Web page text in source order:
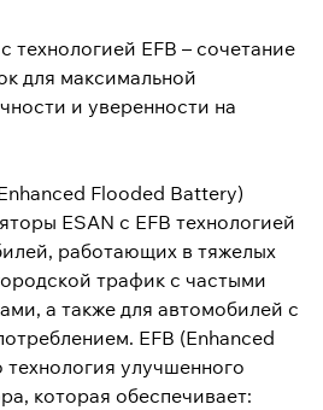
технологией EFB – сочетание
для максимальной
и уверенности на
Flooded Battery)
ESAN с EFB технологией
работающих в тяжелых
трафик с частыми
а также для автомобилей с
EFB (Enhanced
улучшенного
которая обеспечивает: